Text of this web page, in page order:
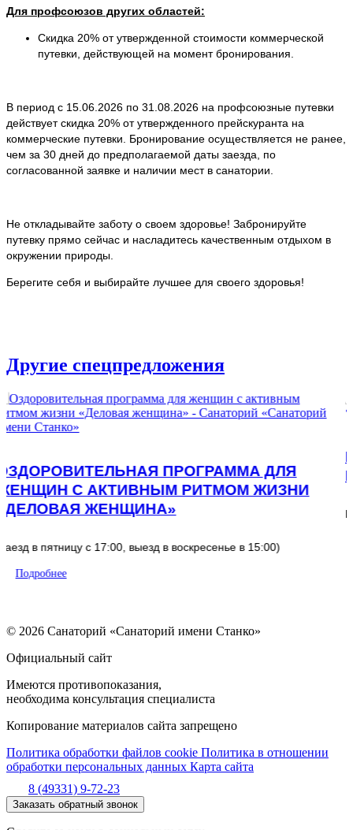
Для профсоюзов других областей:
Скидка 20% от утвержденной стоимости коммерческой
путевки, действующей на момент бронирования.
В период с 15.06.2026 по 31.08.2026 на профсоюзные путевки
действует скидка 20% от утвержденного прейскуранта на
коммерческие путевки. Бронирование осуществляется не ранее,
чем за 30 дней до предполагаемой даты заезда, по
согласованной заявке и наличии мест в санатории.
Не откладывайте заботу о своем здоровье! Забронируйте
путевку прямо сейчас и насладитесь качественным отдыхом в
окружении природы.
Берегите себя и выбирайте лучшее для своего здоровья!
Другие спецпредложения
ДЛЯ
ЖИЗНИ
15:00)
ПРОЙДИ DETOX-ПРОГРАММУ И
КАЧЕСТВО ЖИЗНИ!
Новая программа в Санатории Станко.
© 2026 Санаторий «Санаторий имени Станко»
Официальный сайт
Имеются противопоказания,
необходима консультация специалиста
Копирование материалов сайта запрещено
Политика обработки файлов cookie Политика в отношении
обработки персональных данных Карта сайта
8 (49331) 9-72-23
Заказать обратный звонок